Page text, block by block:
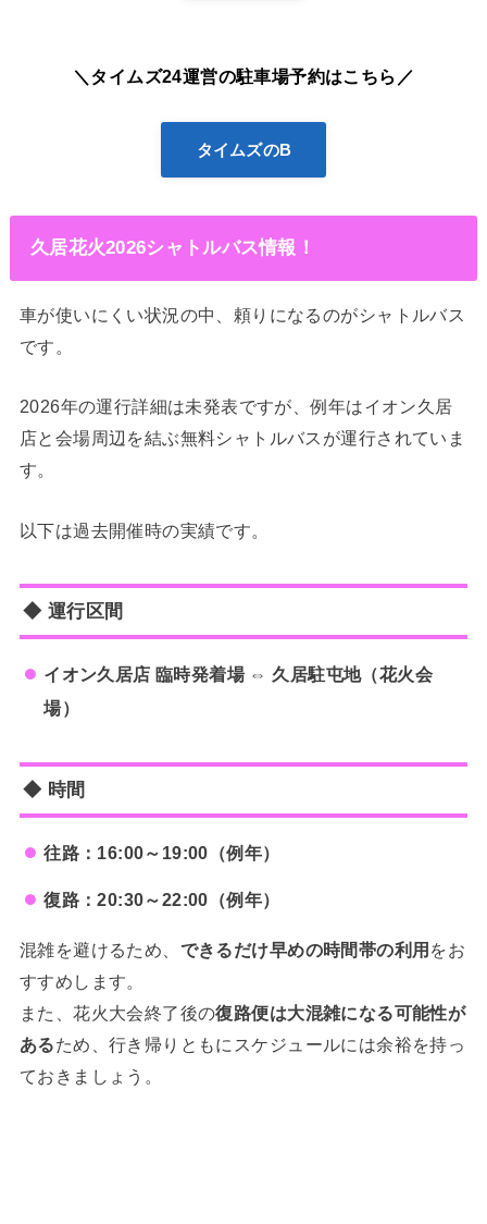
＼タイムズ24運営の駐車場予約はこちら／
タイムズのB
久居花火2026シャトルバス情報！
車が使いにくい状況の中、頼りになるのがシャトルバス
です。
2026年の運行詳細は未発表ですが、例年はイオン久居
店と会場周辺を結ぶ無料シャトルバスが運行されていま
す。
以下は過去開催時の実績です。
◆ 運行区間
イオン久居店 臨時発着場 ⇔ 久居駐屯地（花火会
場）
◆ 時間
往路：16:00～19:00（例年）
復路：20:30～22:00（例年）
混雑を避けるため、 できるだけ早めの時間帯の利用 をお
すすめします。
また、花火大会終了後の復路便は大混雑になる可能性が
あるため、行き帰りともにスケジュールには余裕を持っ
ておきましょう。